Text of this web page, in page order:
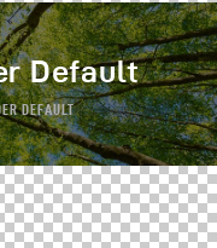
Default
DEFAULT